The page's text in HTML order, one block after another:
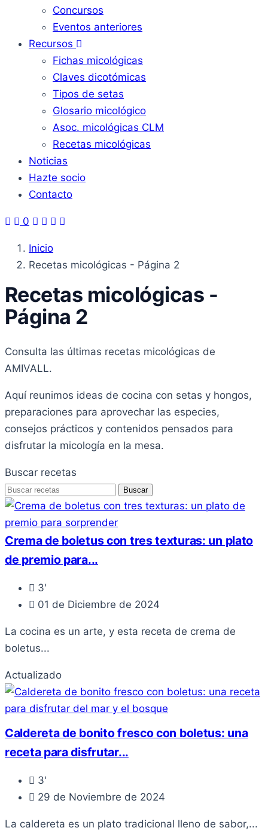
Concursos
Eventos anteriores
Recursos
Fichas micológicas
Claves dicotómicas
Tipos de setas
Glosario micológico
Asoc. micológicas CLM
Recetas micológicas
Noticias
Hazte socio
Contacto
0
Inicio
Recetas micológicas - Página 2
Recetas micológicas -
Página 2
Consulta las últimas recetas micológicas de
AMIVALL.
Aquí reunimos ideas de cocina con setas y hongos,
preparaciones para aprovechar las especies,
consejos prácticos y contenidos pensados para
disfrutar la micología en la mesa.
Buscar recetas
Buscar
Crema de boletus con tres texturas: un plato
de premio para...
3'
01 de Diciembre de 2024
La cocina es un arte, y esta receta de crema de
boletus...
Actualizado
Caldereta de bonito fresco con boletus: una
receta para disfrutar...
3'
29 de Noviembre de 2024
La caldereta es un plato tradicional lleno de sabor,...